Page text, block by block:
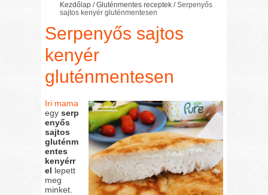
Kezdőlap /Gluténmentes receptek /Serpenyős
sajtos kenyér gluténmentesen
Serpenyős sajtos
kenyér
gluténmentesen
Iri mama
egy serp
enyős
sajtos
gluténm
entes
kenyérr
el lepett
meg
minket.